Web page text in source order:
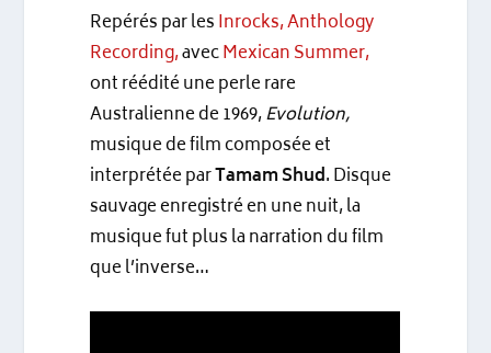
Repérés par lesInrocks,Anthology
Recording,avecMexican Summer,
ont réédité une perle rare
Australienne de 1969,Evolution,
musique de film composée et
interprétée parTamam Shud. Disque
sauvage enregistré en une nuit, la
musique fut plus la narration du film
que l’inverse…